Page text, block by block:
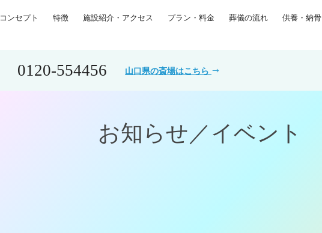
コンセプト 特徴 施設紹介・アクセス プラン・料金 葬儀の流れ 供養・納骨
0120-554456 山口県の斎場はこちら
お知らせ／イベント